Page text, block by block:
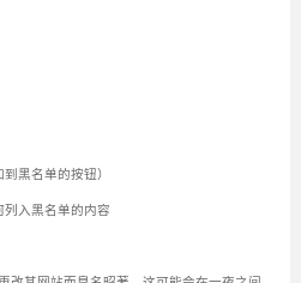
黑名单的按钮）
入黑名单的内容